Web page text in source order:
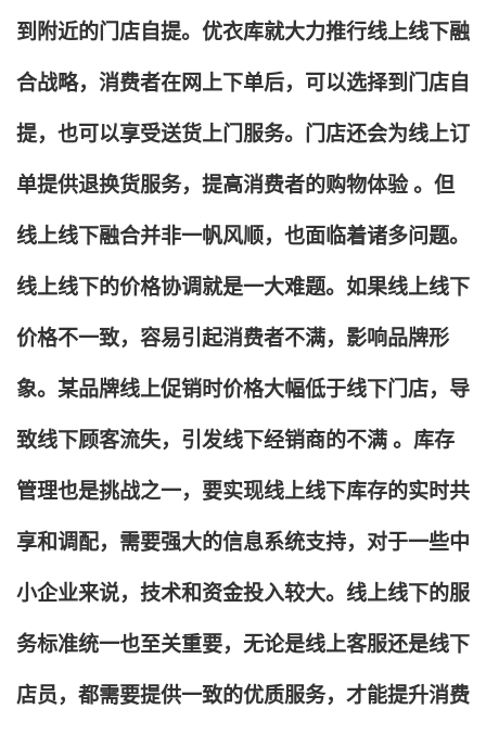
到附近的门店自提。优衣库就大力推行线上线下融
合战略，消费者在网上下单后，可以选择到门店自
提，也可以享受送货上门服务。门店还会为线上订
单提供退换货服务，提高消费者的购物体验 。但
线上线下融合并非一帆风顺，也面临着诸多问题。
线上线下的价格协调就是一大难题。如果线上线下
价格不一致，容易引起消费者不满，影响品牌形
象。某品牌线上促销时价格大幅低于线下门店，导
致线下顾客流失，引发线下经销商的不满 。库存
管理也是挑战之一，要实现线上线下库存的实时共
享和调配，需要强大的信息系统支持，对于一些中
小企业来说，技术和资金投入较大。线上线下的服
务标准统一也至关重要，无论是线上客服还是线下
店员，都需要提供一致的优质服务，才能提升消费